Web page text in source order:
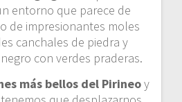
entorno que parece de
de impresionantes moles
canchales de piedra y
con verdes praderas.
más bellos del Pirineoy